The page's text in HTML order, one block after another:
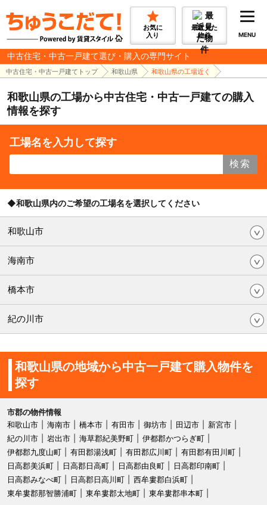
お気に
入り
最近見た
物件
MENU
中古住宅・中古一戸建て選び・購入の専門サイト
中古住宅・中古一戸建てトップ 和歌山県 和歌山県の工場近く
和歌山県の工場から中古住宅・中古一戸建ての購入
情報を探す
工場名を入力して探す
検索
◆和歌山県内のご希望の工場名を選択してください
和歌山市
海南市
橋本市
紀の川市
和歌山県の地域から中古一戸建て購入物件を
探す
市郡の物件情報
和歌山市
海南市 橋本市 有田市 御坊市 田辺市
新宮市
紀の川市
岩出市 海草郡紀美野町
伊都郡かつらぎ町
伊都郡九度山町
有田郡湯浅町 有田郡広川町
有田郡有田川町
日高郡美浜町
日高郡日高町 日高郡由良町
日高郡印南町
日高郡みなべ町
日高郡日高川町
西牟婁郡白浜町
東牟婁郡那智勝浦町
東牟婁郡太地町 東牟婁郡串本町